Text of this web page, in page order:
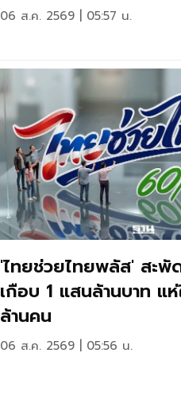
06 ส.ค. 2569 | 05:57 น.
'ไทยช่วยไทยพลัส' สะพั
เกือบ 1 แสนล้านบาท แ
ล้านคน
06 ส.ค. 2569 | 05:56 น.